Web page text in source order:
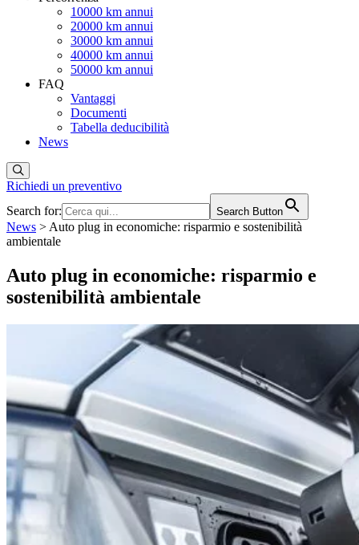
10000 km annui
20000 km annui
30000 km annui
40000 km annui
50000 km annui
FAQ
Vantaggi
Documenti
Tabella deducibilità
News
Richiedi un preventivo
Search for:
Search Button
News > Auto plug in economiche: risparmio e sostenibilità
ambientale
Auto plug in economiche: risparmio e
sostenibilità ambientale